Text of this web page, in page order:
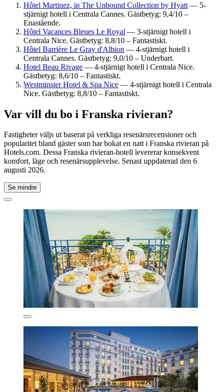
Hôtel Martinez, in The Unbound Collection by Hyatt — 5-
stjärnigt hotell i Centrala Cannes. Gästbetyg: 9,4/10 –
Enastående.
Hôtel Vacances Bleues Le Royal — 3-stjärnigt hotell i
Centrala Nice. Gästbetyg: 8,8/10 – Fantastiskt.
Hôtel Barrière Le Gray d'Albion — 4-stjärnigt hotell i
Centrala Cannes. Gästbetyg: 9,0/10 – Underbart.
Hotel Beau Rivage — 4-stjärnigt hotell i Centrala Nice.
Gästbetyg: 8,6/10 – Fantastiskt.
Westminster Hotel & Spa Nice — 4-stjärnigt hotell i Centrala
Nice. Gästbetyg: 8,8/10 – Fantastiskt.
Var vill du bo i Franska rivieran?
Fastigheter väljs ut baserat på verkliga resenärsrecensioner och
popularitet bland gäster som har bokat en natt i Franska rivieran på
Hotels.com. Dessa Franska rivieran-hotell levererar konsekvent
komfort, läge och resenärsupplevelse. Senast uppdaterad den 6
augusti 2026.
Se mindre